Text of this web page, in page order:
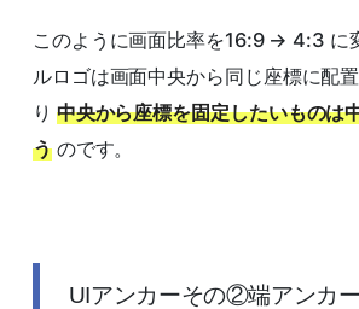
このように画面比率を16:9 → 4:3 に
ルロゴは画面中央から同じ座標に配
り 中央から座標を固定したいものは
うのです。
UIアンカーその②端アンカ